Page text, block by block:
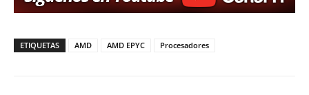
ETIQUETAS AMD AMD EPYC Procesadores